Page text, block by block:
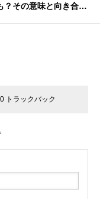
？その意味と向き合い
0 トラックバック